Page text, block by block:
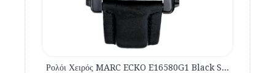
Ρολόι Χειρός MARC ECKO E16580G1 Black Stainless Steel Bracelet